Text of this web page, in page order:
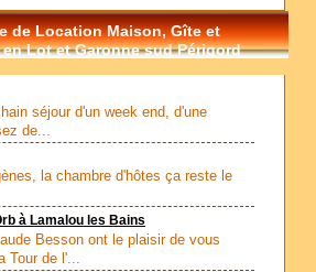
de Location Maison, Gîte et
en Lot et Garonne sud Périgord
séjour d'un week end, d'une
de...
la chambre d'hôtes ça reste le
à Lamalou les Bains
Besson ont le plaisir de vous
Tour de l'...